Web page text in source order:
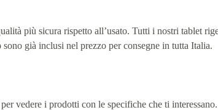
più sicura rispetto all’usato. Tutti i nostri tablet
già inclusi nel prezzo per consegne in tutta Italia.
vedere i prodotti con le specifiche che ti